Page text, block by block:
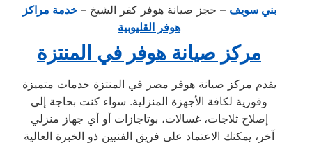
بني سويف – حجز صيانة هوفر كفر الشيخ –خدمة مراكز
هوفر القليوبية
مركز صيانة هوفر في المنتزة
يقدم مركز صيانة هوفر مصر في المنتزة خدمات متميزة
وفورية لكافة الأجهزة المنزلية. سواء كنت بحاجة إلى
إصلاح ثلاجات، غسالات، بوتاجازات أو أي جهاز منزلي
آخر، يمكنك الاعتماد على فريق الفنيين ذو الخبرة العالية